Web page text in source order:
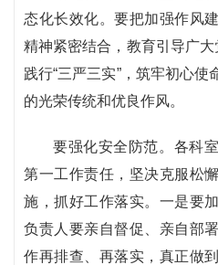
态化长效化。要把加强作风
精神紧密结合，教育引导广大
践行“三严三实”，筑牢初心
的光荣传统和优良作风。
要强化安全防范。各科
第一工作责任，坚决克服松
施，抓好工作落实。一是要
负责人要亲自督促、亲自部
作再排查、再落实，真正做